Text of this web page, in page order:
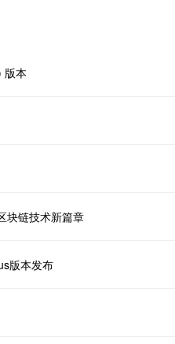
版本
块链技术新篇章
版本发布